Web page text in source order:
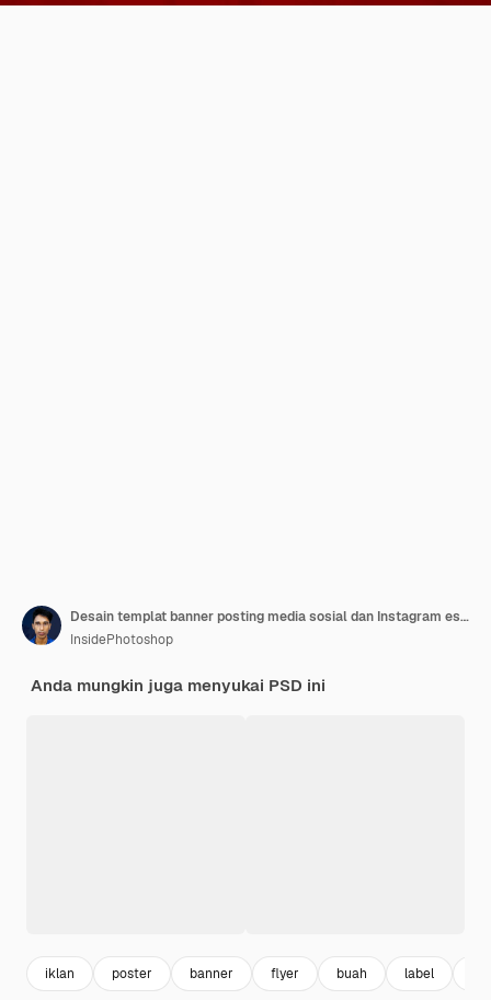
Desain templat banner posting media sosial dan Instagram es krim lezat spesial
InsidePhotoshop
Anda mungkin juga menyukai PSD ini
iklan poster banner flyer buah label